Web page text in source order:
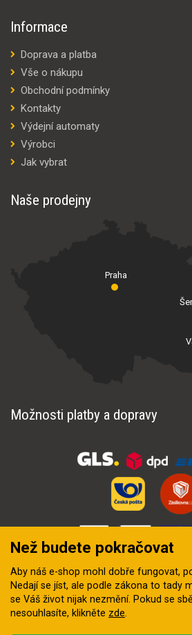
Informace
Doprava a platba
Vše o nákupu
Obchodní podmínky
Kontakty
Výdejní automaty
Výrobci
Jak vybrat
Naše prodejny
Praha
Možnosti platby a dopravy
Než budete pokračovat
Aby náš e-shop mohl dobře fungovat,
Nedají se jíst, ale podle zákona to tady
se Váš život nijak nezmění. Pokud se
nesouhlasíte, klikněte zde.